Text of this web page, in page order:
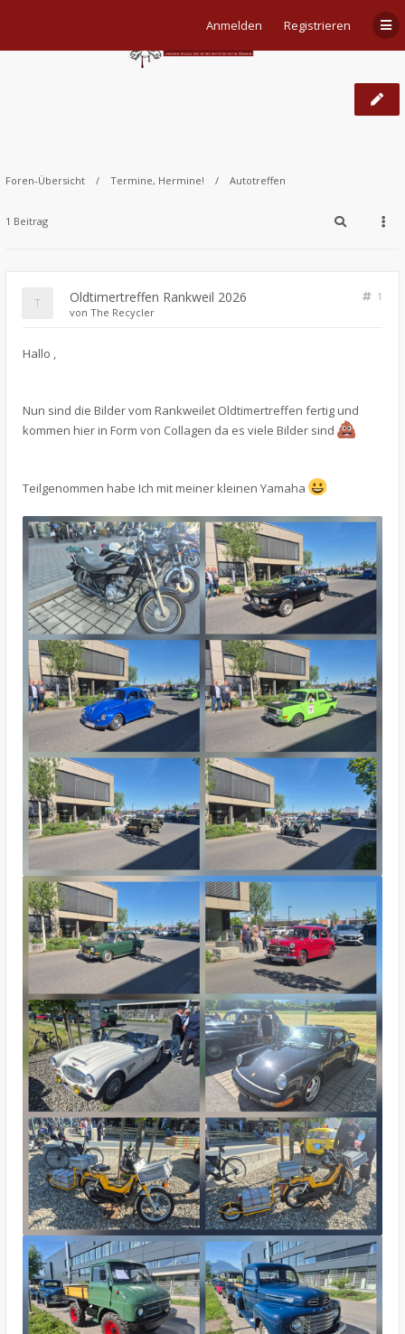
Anmelden Registrieren
Foren-Übersicht Termine, Hermine! Autotreffen
1 Beitrag
Oldtimertreffen Rankweil 2026
1
von The Recycler
​Hallo ,
Nun sind die Bilder vom Rankweilet Oldtimertreffen fertig und
kommen hier in Form von Collagen da es viele Bilder sind
Teilgenommen habe Ich mit meiner kleinen Yamaha